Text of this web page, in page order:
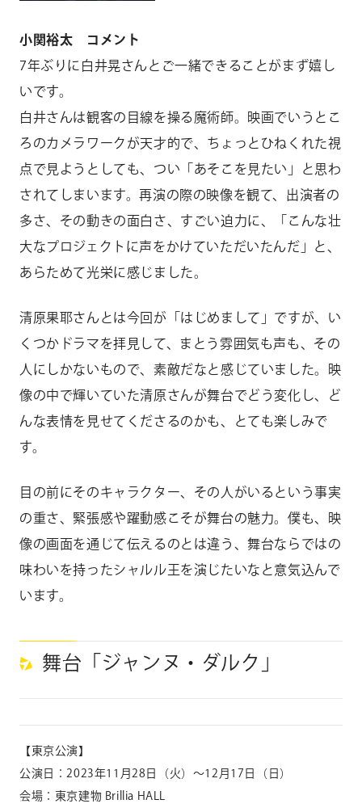
小関裕太 コメント
7年ぶりに白井晃さんとご一緒できることがまず嬉し
いです。
白井さんは観客の目線を操る魔術師。映画でいうとこ
ろのカメラワークが天才的で、ちょっとひねくれた視
点で見ようとしても、つい「あそこを見たい」と思わ
されてしまいます。再演の際の映像を観て、出演者の
多さ、その動きの面白さ、すごい迫力に、「こんな壮
大なプロジェクトに声をかけていただいたんだ」と、
あらためて光栄に感じました。
清原果耶さんとは今回が「はじめまして」ですが、い
くつかドラマを拝見して、まとう雰囲気も声も、その
人にしかないもので、素敵だなと感じていました。映
像の中で輝いていた清原さんが舞台でどう変化し、ど
んな表情を見せてくださるのかも、とても楽しみで
す。
目の前にそのキャラクター、その人がいるという事実
の重さ、緊張感や躍動感こそが舞台の魅力。僕も、映
像の画面を通じて伝えるのとは違う、舞台ならではの
味わいを持ったシャルル王を演じたいなと意気込んで
います。
舞台「ジャンヌ・ダルク」
【東京公演】
公演日： 2023年11 月 28 日（火）～12 月 17 日（日）
会場：東京建物 Brillia HALL